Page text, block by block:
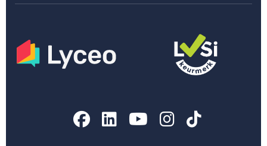
Facebook
LinkedIn
YouTube
Instagram
TikTok